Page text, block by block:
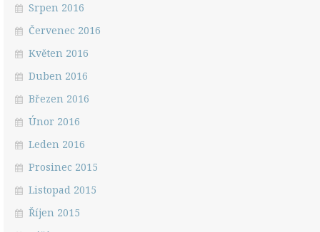
Srpen 2016
Červenec 2016
Květen 2016
Duben 2016
Březen 2016
Únor 2016
Leden 2016
Prosinec 2015
Listopad 2015
Říjen 2015